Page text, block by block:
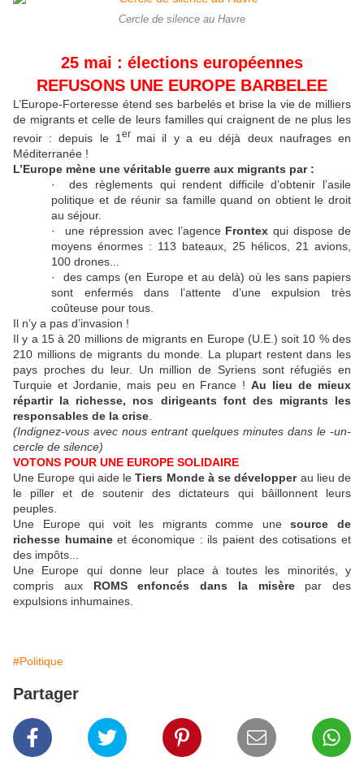
Cercle de silence au Havre
25 mai : élections européennes
REFUSONS UNE EUROPE BARBELEE
L’Europe-Forteresse étend ses barbelés et brise la vie de milliers
de migrants et celle de leurs familles qui craignent de ne plus les
revoir : depuis le 1 er mai il y a eu déjà deux naufrages en
Méditerranée !
L’Europe mène une véritable guerre aux migrants par :
· des règlements qui rendent difficile d’obtenir l’asile
politique et de réunir sa famille quand on obtient le droit
au séjour.
· une répression avec l’agenceFrontex qui dispose de
moyens énormes : 113 bateaux, 25 hélicos, 21 avions,
100 drones...
· des camps (en Europe et au delà) où les sans papiers
sont enfermés dans l’attente d’une expulsion très
coûteuse pour tous.
Il n’y a pas d’invasion !
Il y a 15 à 20 millions de migrants en Europe (U.E.) soit 10 % des
210 millions de migrants du monde. La plupart restent dans les
pays proches du leur. Un million de Syriens sont réfugiés en
Turquie et Jordanie, mais peu en France !Au lieu de mieux
répartir la richesse, nos dirigeants font des migrants les
responsables de la crise
(Indignez-vous avec nous entrant quelques minutes dans le -un-
cercle de silence)
VOTONS POUR UNE EUROPE SOLIDAIRE
Une Europe qui aide leTiers Monde à se développer au lieu de
le piller et de soutenir des dictateurs qui bâillonnent leurs
peuples.
Une Europe qui voit les migrants comme unesource de
richesse humaineet économique : ils paient des cotisations et
des impôts...
Une Europe qui donne leur place à toutes les minorités, y
compris aux ROMS enfoncés dans la misèrepar des
expulsions inhumaines.
#Politique
Partager